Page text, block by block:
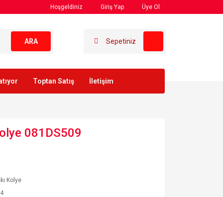
Hoşgeldiniz Giriş Yap Üye Ol
ARA Sepetiniz
Toptan Satış İletişim
081DS509
Kolye